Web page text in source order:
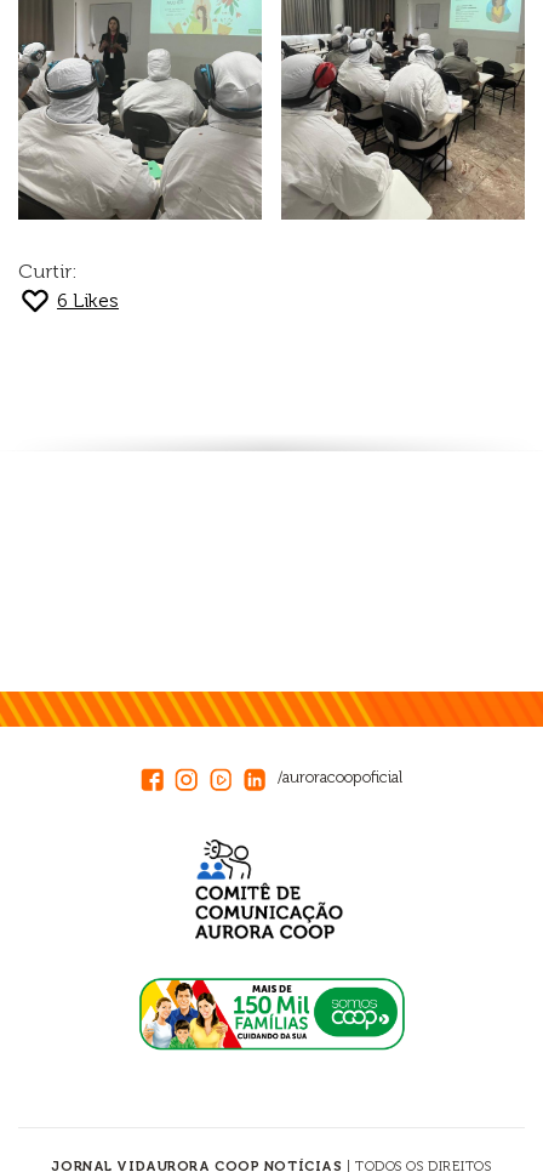
Curtir:
6 Likes
/auroracoopoficial
JORNAL VIDAURORA COOP NOTÍCIAS | TODOS OS DIREITOS